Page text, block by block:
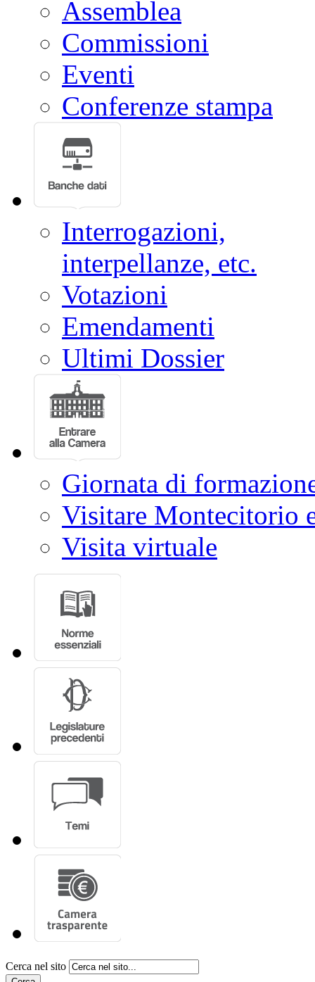
Assemblea
Commissioni
Eventi
Conferenze stampa
Interrogazioni,
interpellanze, etc.
Votazioni
Emendamenti
Ultimi Dossier
Giornata di
Visitare Montecitorio
Visita virtuale
Cerca nel sito